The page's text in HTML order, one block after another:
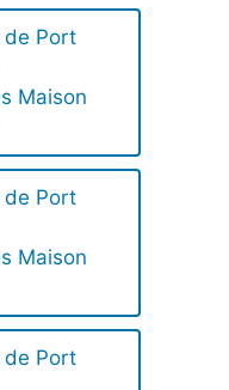
de Port
Maison
de Port
Maison
de Port